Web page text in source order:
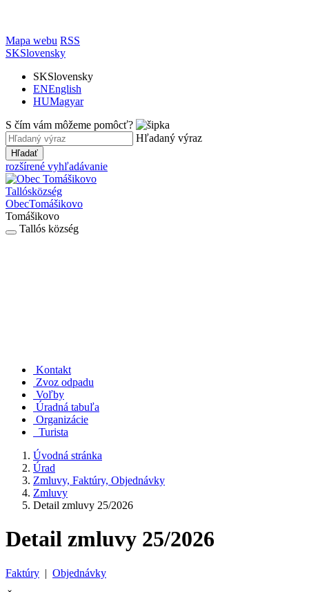
Mapa webu RSS
SKSlovensky
SKSlovensky
ENEnglish
HUMagyar
S čím vám môžeme pomôcť?
Hľadaný výraz
Hľadať
rozšírené vyhľadávanie
Tallósközség
ObecTomášikovo
Tomášikovo
Tallós község
Kontakt
Zvoz odpadu
Voľby
Úradná tabuľa
Organizácie
Turista
Úvodná stránka
Úrad
Zmluvy, Faktúry, Objednávky
Zmluvy
Detail zmluvy 25/2026
Detail zmluvy 25/2026
Faktúry | Objednávky